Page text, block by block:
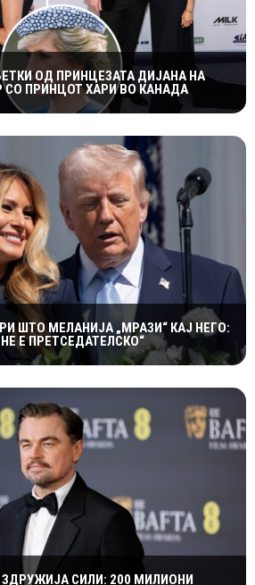
ОД ПРИНЦЕЗАТА ДИЈАНА НА
СО ПРИНЦОТ ХАРИ ВО КАНАДА
ШТО МЕЛАНИЈА „МРАЗИ“ КАЈ НЕГО:
Е ПРЕТСЕДАТЕЛСКО“
СИЛИ: 200 МИЛИОНИ